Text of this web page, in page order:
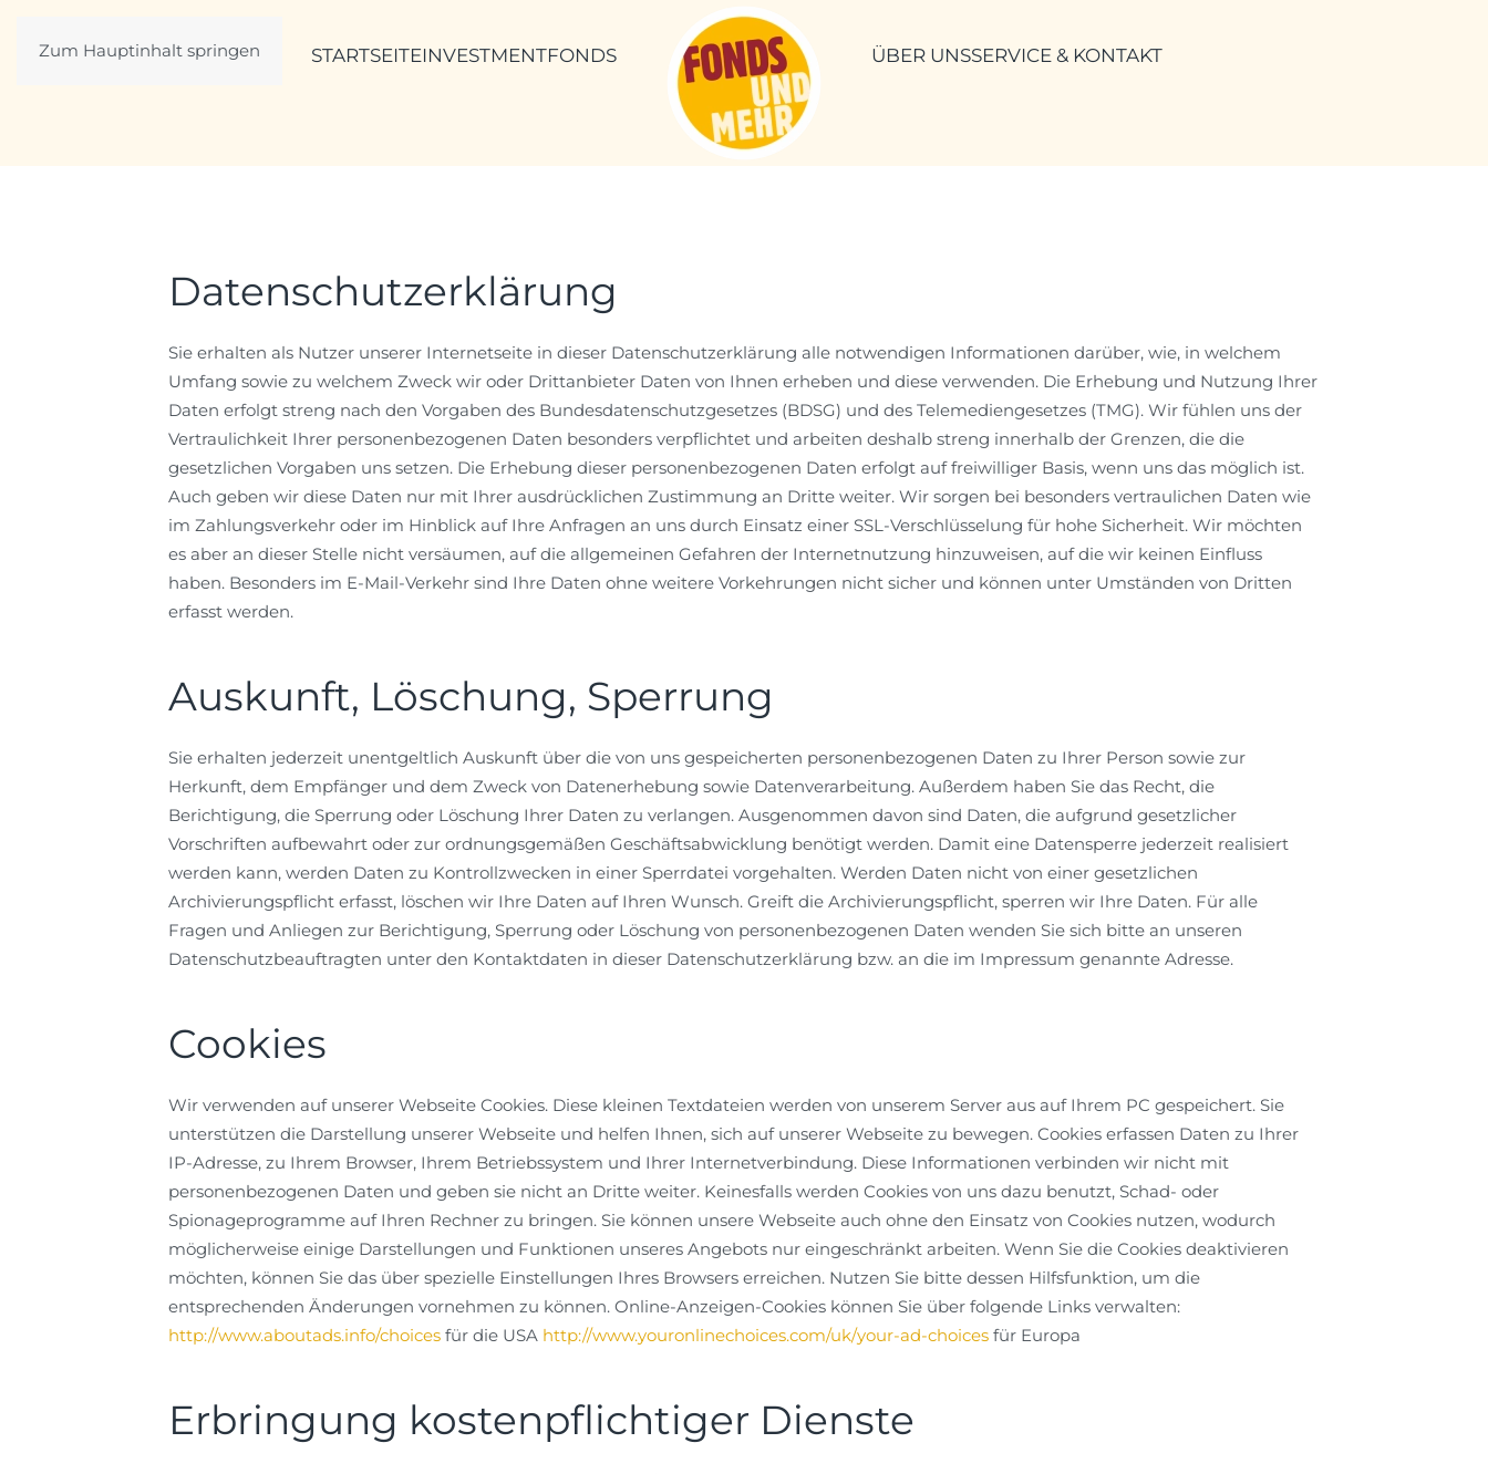
Zum Hauptinhalt springen STARTSEITEINVESTMENTFONDS ÜBER UNSSERVICE & KONTAKT
Datenschutzerklärung
Sie erhalten als Nutzer unserer Internetseite in dieser Datenschutzerklärung alle notwendigen Informationen darüber, wie, in welchem
Umfang sowie zu welchem Zweck wir oder Drittanbieter Daten von Ihnen erheben und diese verwenden. Die Erhebung und Nutzung Ihrer
Daten erfolgt streng nach den Vorgaben des Bundesdatenschutzgesetzes (BDSG) und des Telemediengesetzes (TMG). Wir fühlen uns der
Vertraulichkeit Ihrer personenbezogenen Daten besonders verpflichtet und arbeiten deshalb streng innerhalb der Grenzen, die die
gesetzlichen Vorgaben uns setzen. Die Erhebung dieser personenbezogenen Daten erfolgt auf freiwilliger Basis, wenn uns das möglich ist.
Auch geben wir diese Daten nur mit Ihrer ausdrücklichen Zustimmung an Dritte weiter. Wir sorgen bei besonders vertraulichen Daten wie
im Zahlungsverkehr oder im Hinblick auf Ihre Anfragen an uns durch Einsatz einer SSL-Verschlüsselung für hohe Sicherheit. Wir möchten
es aber an dieser Stelle nicht versäumen, auf die allgemeinen Gefahren der Internetnutzung hinzuweisen, auf die wir keinen Einfluss
haben. Besonders im E-Mail-Verkehr sind Ihre Daten ohne weitere Vorkehrungen nicht sicher und können unter Umständen von Dritten
erfasst werden.
Auskunft, Löschung, Sperrung
Sie erhalten jederzeit unentgeltlich Auskunft über die von uns gespeicherten personenbezogenen Daten zu Ihrer Person sowie zur
Herkunft, dem Empfänger und dem Zweck von Datenerhebung sowie Datenverarbeitung. Außerdem haben Sie das Recht, die
Berichtigung, die Sperrung oder Löschung Ihrer Daten zu verlangen. Ausgenommen davon sind Daten, die aufgrund gesetzlicher
Vorschriften aufbewahrt oder zur ordnungsgemäßen Geschäftsabwicklung benötigt werden. Damit eine Datensperre jederzeit realisiert
werden kann, werden Daten zu Kontrollzwecken in einer Sperrdatei vorgehalten. Werden Daten nicht von einer gesetzlichen
Archivierungspflicht erfasst, löschen wir Ihre Daten auf Ihren Wunsch. Greift die Archivierungspflicht, sperren wir Ihre Daten. Für alle
Fragen und Anliegen zur Berichtigung, Sperrung oder Löschung von personenbezogenen Daten wenden Sie sich bitte an unseren
Datenschutzbeauftragten unter den Kontaktdaten in dieser Datenschutzerklärung bzw. an die im Impressum genannte Adresse.
Cookies
Wir verwenden auf unserer Webseite Cookies. Diese kleinen Textdateien werden von unserem Server aus auf Ihrem PC gespeichert. Sie
unterstützen die Darstellung unserer Webseite und helfen Ihnen, sich auf unserer Webseite zu bewegen. Cookies erfassen Daten zu Ihrer
IP-Adresse, zu Ihrem Browser, Ihrem Betriebssystem und Ihrer Internetverbindung. Diese Informationen verbinden wir nicht mit
personenbezogenen Daten und geben sie nicht an Dritte weiter. Keinesfalls werden Cookies von uns dazu benutzt, Schad- oder
Spionageprogramme auf Ihren Rechner zu bringen. Sie können unsere Webseite auch ohne den Einsatz von Cookies nutzen, wodurch
möglicherweise einige Darstellungen und Funktionen unseres Angebots nur eingeschränkt arbeiten. Wenn Sie die Cookies deaktivieren
möchten, können Sie das über spezielle Einstellungen Ihres Browsers erreichen. Nutzen Sie bitte dessen Hilfsfunktion, um die
entsprechenden Änderungen vornehmen zu können. Online-Anzeigen-Cookies können Sie über folgende Links verwalten:
http://www.aboutads.info/choices für die USA http://www.youronlinechoices.com/uk/your-ad-choices für Europa
Erbringung kostenpflichtiger Dienste